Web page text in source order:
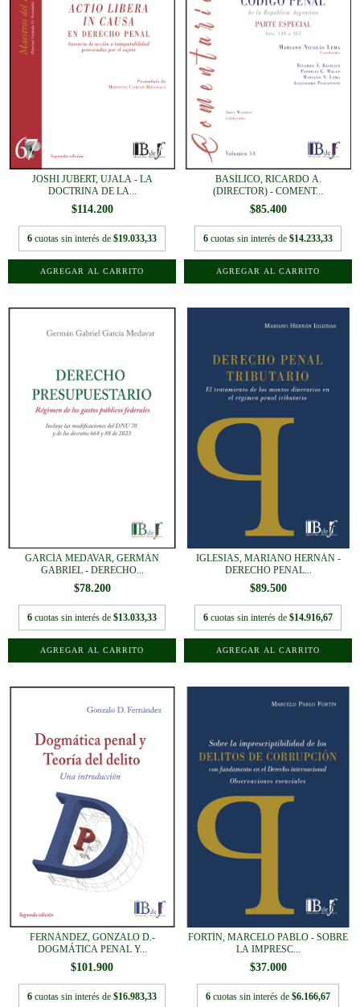
JOSHI JUBERT, UJALA - LA
DOCTRINA DE LA...
$114.200
6 cuotas sin interés de $19.033,33
BASÍLICO, RICARDO A.
(DIRECTOR) - COMENT...
$85.400
6 cuotas sin interés de $14.233,33
GARCÍA MEDAVAR, GERMÁN
GABRIEL - DERECHO...
$78.200
6 cuotas sin interés de $13.033,33
IGLESIAS, MARIANO HERNÁN -
DERECHO PENAL...
$89.500
6 cuotas sin interés de $14.916,67
FERNÁNDEZ, GONZALO D.-
DOGMÁTICA PENAL Y...
$101.900
6 cuotas sin interés de $16.983,33
FORTÍN, MARCELO PABLO - SOBRE
LA IMPRESC...
$37.000
6 cuotas sin interés de $6.166,67